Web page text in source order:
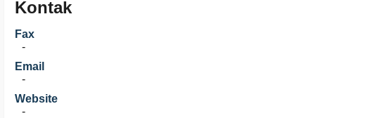
Kontak
Fax
-
Email
-
Website
-